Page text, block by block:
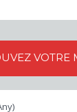
VOTRE